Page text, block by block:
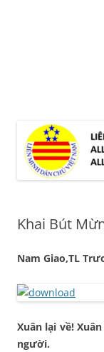
Khai Bút
Nam Giao,TL
Xuân lại về!
người.